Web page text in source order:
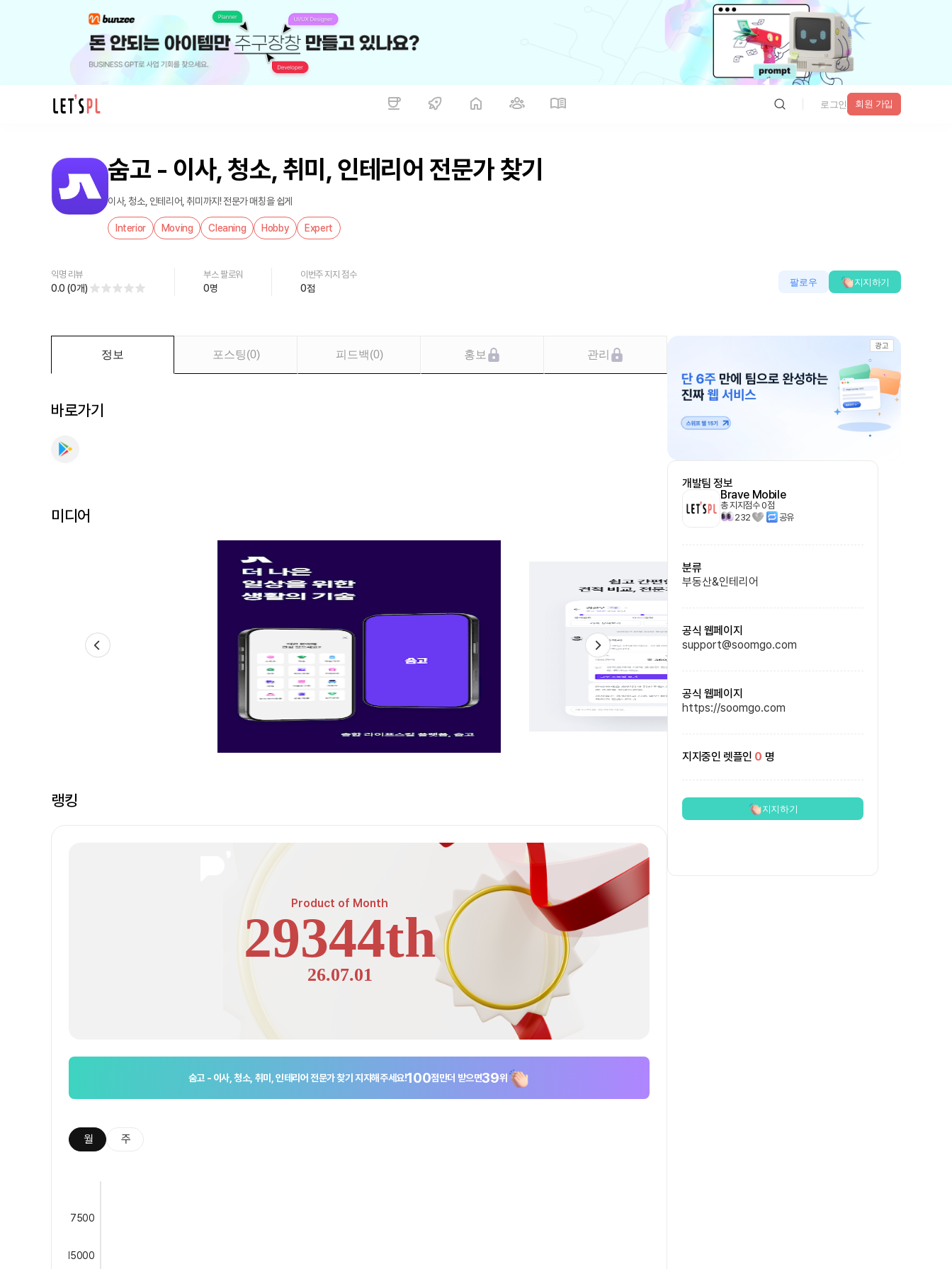
로그인 회원 가입
숨고 - 이사, 청소, 취미, 인테리어 전문가 찾기
이사, 청소, 인테리어, 취미까지! 전문가 매칭을 쉽게
Interior Moving Cleaning Hobby Expert
익명 리뷰
0.0(0개)
부스 팔로워
0명
이번주 지지 점수
0점
팔로우 지지하기
정보 포스팅(0) 피드백(0) 홍보 관리
바로가기
미디어
랭킹
Product of Month
29344th
26.07.01
숨고 - 이사, 청소, 취미, 인테리어 전문가 찾기 지지해주세요!100점만더 받으면39위
월 주
7500
15000
광고
개발팀 정보
Brave Mobile
총 지지점수0점
232
공유
분류
부동산&인테리어
공식 웹페이지
support@soomgo.com
공식 웹페이지
https://soomgo.com
지지중인 렛플인 0 명
지지하기